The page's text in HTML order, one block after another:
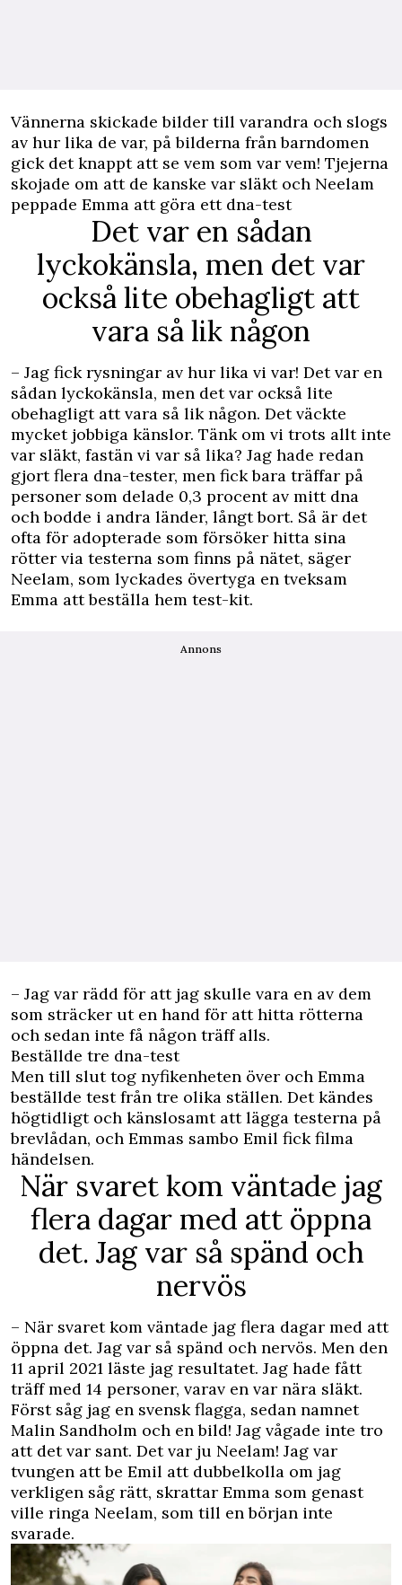
Vännerna skickade bilder till varandra och slogs
av hur lika de var, på bilderna från barndomen
gick det knappt att se vem som var vem! Tjejerna
skojade om att de kanske var släkt och Neelam
peppade Emma att göra ett dna-test
Det var en sådan
lyckokänsla, men det var
också lite obehagligt att
vara så lik någon
– Jag fick rysningar av hur lika vi var! Det var en
sådan lyckokänsla, men det var också lite
obehagligt att vara så lik någon. Det väckte
mycket jobbiga känslor. Tänk om vi trots allt inte
var släkt, fastän vi var så lika? Jag hade redan
gjort flera dna-tester, men fick bara träffar på
personer som delade 0,3 procent av mitt dna
och bodde i andra länder, långt bort. Så är det
ofta för adopterade som försöker hitta sina
rötter via testerna som finns på nätet, säger
Neelam, som lyckades övertyga en tveksam
Emma att beställa hem test-kit.
Annons
– Jag var rädd för att jag skulle vara en av dem
som sträcker ut en hand för att hitta rötterna
och sedan inte få någon träff alls.
Beställde tre dna-test
Men till slut tog nyfikenheten över och Emma
beställde test från tre olika ställen. Det kändes
högtidligt och känslosamt att lägga testerna på
brevlådan, och Emmas sambo Emil fick filma
händelsen.
När svaret kom väntade jag
flera dagar med att öppna
det. Jag var så spänd och
nervös
– När svaret kom väntade jag flera dagar med att
öppna det. Jag var så spänd och nervös. Men den
11 april 2021 läste jag resultatet. Jag hade fått
träff med 14 personer, varav en var nära släkt.
Först såg jag en svensk flagga, sedan namnet
Malin Sandholm och en bild! Jag vågade inte tro
att det var sant. Det var ju Neelam! Jag var
tvungen att be Emil att dubbelkolla om jag
verkligen såg rätt, skrattar Emma som genast
ville ringa Neelam, som till en början inte
svarade.